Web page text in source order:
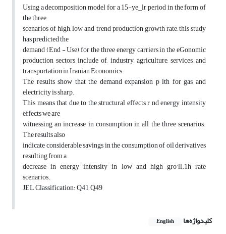
Using a decomposition model for a 15-ye_lr period in the form of
the three
scenarios of high, low and trend production growth rate, this study
has predicted the
demand (End - Use) for the three energy carriers in the eGonomic
production sectors include of, industry, agriculture, services, and
transportation in Iranian Economics.
The results show that the demand expansion p lth for gas and
electricity is sharp.
This means that due to the structural effects r nd energy intensity
effects we are
witnessing an increase in consumption in all the three scenarios.
The results also
indicate considerable savings in the consumption of oil derivatives
resulting from a
decrease in energy intensity in low and high gro'll.1h rate
scenarios.
JEL Classification: Q41, Q49
کلیدواژه‌ها English